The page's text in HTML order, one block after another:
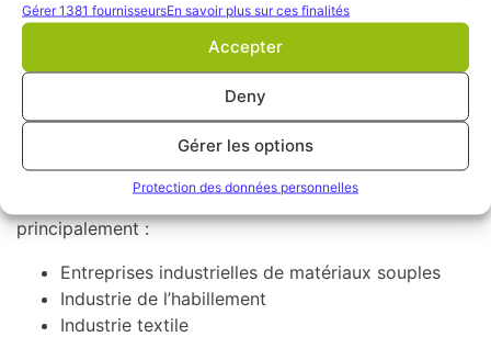
Gérer 1381 fournisseursEn savoir plus sur ces finalités
Accepter
Deny
Gérer les options
Protection des données personnelles
Après la VAE BAC Pro
Métiers de la mode –
vêtements
Emplois
en lien avec ce diplôme sont
principalement :
Entreprises industrielles de matériaux souples
Industrie de l’habillement
Industrie textile